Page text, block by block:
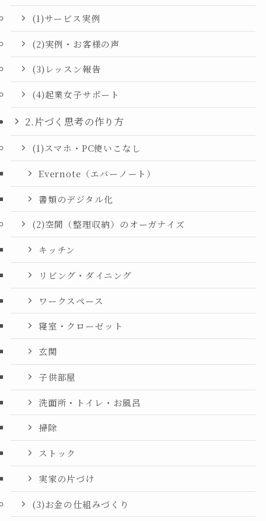
(1)サービス実例
(2)実例・お客様の声
(3)レッスン報告
(4)起業女子サポート
2.片づく思考の作り方
(1)スマホ・PC使いこなし
Evernote（エバーノート）
書類のデジタル化
(2)空間（整理収納）のオーガナイズ
キッチン
リビング・ダイニング
ワークスペース
寝室・クローゼット
玄関
子供部屋
洗面所・トイレ・お風呂
掃除
ストック
実家の片づけ
(3)お金の仕組みづくり